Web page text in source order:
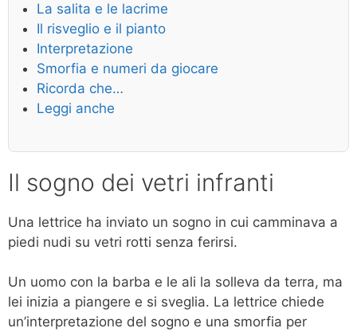
La salita e le lacrime
Il risveglio e il pianto
Interpretazione
Smorfia e numeri da giocare
Ricorda che…
Leggi anche
Il sogno dei vetri infranti
Una lettrice ha inviato un sogno in cui camminava a
piedi nudi su vetri rotti senza ferirsi.
Un uomo con la barba e le ali la solleva da terra, ma
lei inizia a piangere e si sveglia. La lettrice chiede
un’interpretazione del sogno e una smorfia per